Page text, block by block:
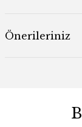
Önerileriniz